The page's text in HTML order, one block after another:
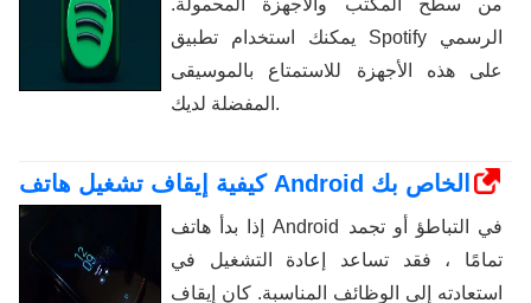
من سطح المكتب والأجهزة المحمولة.
يمكنك استخدام تطبيق Spotify الرسمي
على هذه الأجهزة للاستمتاع بالموسيقى
المفضلة لديك.
كيفية إيقاف تشغيل هاتف Android الخاص بك
إذا بدأ هاتف Android في التباطؤ أو تجمد
تمامًا ، فقد تساعد إعادة التشغيل في
استعادته إلى الوظائف المناسبة. كان إيقاف